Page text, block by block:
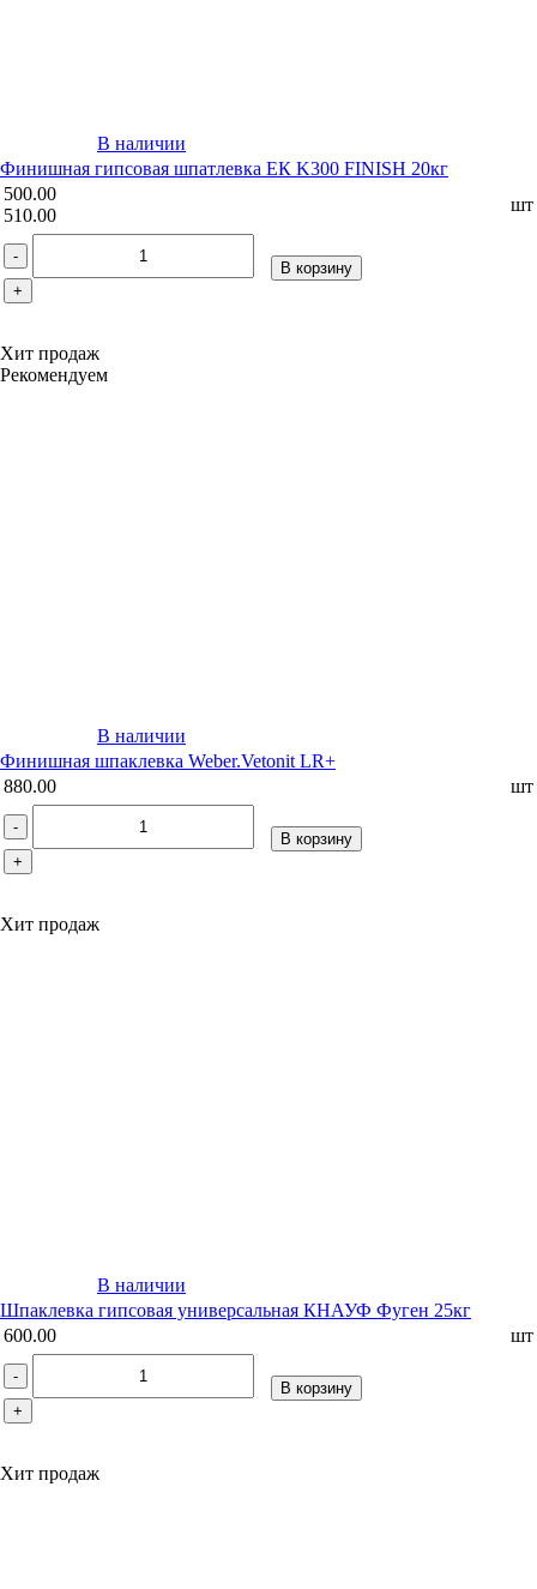
В наличии
Финишная гипсовая шпатлевка ЕК K300 FINISH 20кг
500.00
510.00
шт
-
+
В корзину
Хит продаж
Рекомендуем
В наличии
Финишная шпаклевка Weber.Vetonit LR+
880.00
шт
-
+
В корзину
Хит продаж
В наличии
Шпаклевка гипсовая универсальная КНАУФ Фуген 25кг
600.00
шт
-
+
В корзину
Хит продаж